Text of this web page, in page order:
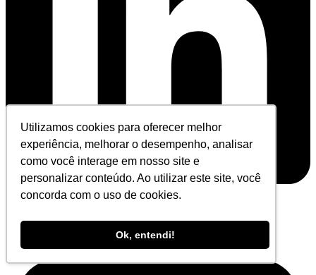
Utilizamos cookies para oferecer melhor
experiência, melhorar o desempenho, analisar
como você interage em nosso site e
personalizar conteúdo. Ao utilizar este site, você
concorda com o uso de cookies.
Ok, entendi!